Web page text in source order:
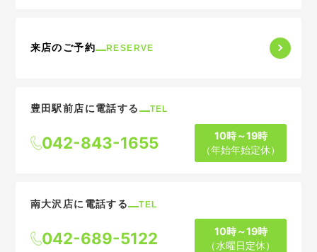
来店のご予約 RESERVE
豊田駅前店に電話する TEL
042-843-1655
10時～19時
（年始年始定休）
南大沢店に電話する TEL
042-689-5122
10時～19時
（水曜日定休）